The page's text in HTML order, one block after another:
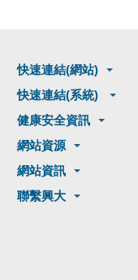
快速連結(網站)
快速連結(系統)
健康安全資訊
網站資源
網站資訊
聯繫興大